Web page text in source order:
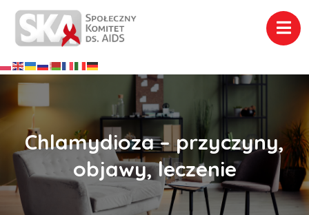
Chlamydioza – przyczyny,
objawy, leczenie